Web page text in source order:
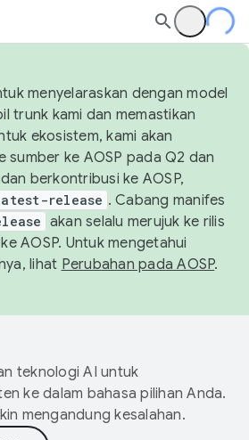
menyelaraskan dengan model
trunk kami dan memastikan
ekosistem, kami akan
sumber ke AOSP pada Q2 dan
berkontribusi ke AOSP,
release . Cabang manifes
akan selalu merujuk ke rilis
AOSP. Untuk mengetahui
lihat Perubahan pada AOSP.
teknologi AI untuk
ke dalam bahasa pilihan Anda.
mengandung kesalahan.